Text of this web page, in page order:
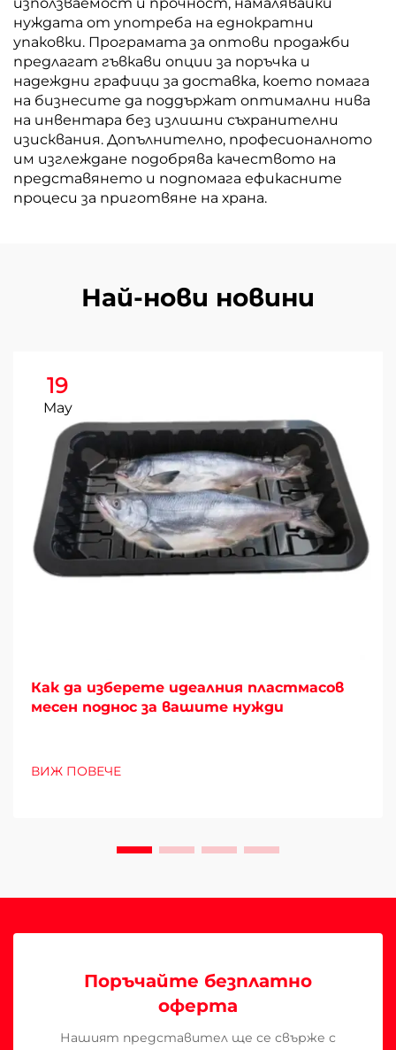
нуждата от употреба на еднократни
упаковки. Програмата за оптови продажби
предлагат гъвкави опции за поръчка и
надеждни графици за доставка, което помага
на бизнесите да поддържат оптимални нива
на инвентара без излишни съхранителни
изисквания. Допълнително, професионалното
им изглеждане подобрява качеството на
представянето и подпомага ефикасните
процеси за приготвяне на храна.
Най-нови новини
19
May
Как да изберете идеалния пластмасов
месен поднос за вашите нужди
ВИЖ ПОВЕЧЕ
Поръчайте безплатно
оферта
Нашият представител ще се свърже с